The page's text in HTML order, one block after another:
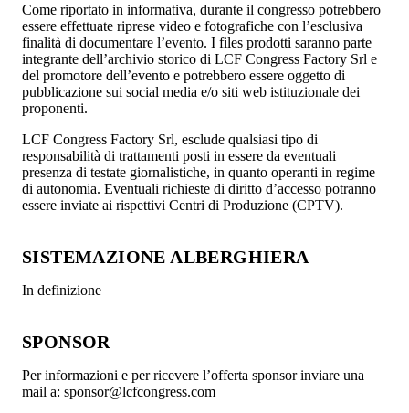
Come riportato in informativa, durante il congresso potrebbero
essere effettuate riprese video e fotografiche con l’esclusiva
finalità di documentare l’evento. I files prodotti saranno parte
integrante dell’archivio storico di LCF Congress Factory Srl e
del promotore dell’evento e potrebbero essere oggetto di
pubblicazione sui social media e/o siti web istituzionale dei
proponenti.
LCF Congress Factory Srl, esclude qualsiasi tipo di
responsabilità di trattamenti posti in essere da eventuali
presenza di testate giornalistiche, in quanto operanti in regime
di autonomia. Eventuali richieste di diritto d’accesso potranno
essere inviate ai rispettivi Centri di Produzione (CPTV).
SISTEMAZIONE ALBERGHIERA
In definizione
SPONSOR
Per informazioni e per ricevere l’offerta sponsor inviare una
mail a: sponsor@lcfcongress.com